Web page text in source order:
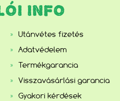
INFO
Utánvétes fizetés
Adatvédelem
Termékgarancia
Visszavásárlási garancia
Gyakori kérdések